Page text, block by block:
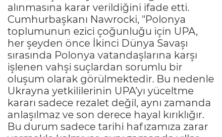
alınmasına karar verildiğini ifade etti.
Cumhurbaşkanı Nawrocki, "Polonya
toplumunun ezici çoğunluğu için UPA,
her şeyden önce İkinci Dünya Savaşı
sırasında Polonya vatandaşlarına karşı
işlenen vahşi suçlardan sorumlu bir
oluşum olarak görülmektedir. Bu nedenle
Ukrayna yetkililerinin UPA’yı yüceltme
kararı sadece rezalet değil, aynı zamanda
anlaşılmaz ve son derece hayal kırıklığır.
Bu durum sadece tarihi hafızamıza zarar